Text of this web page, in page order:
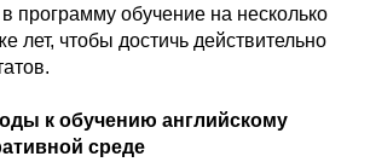
программу обучение на несколько
лет, чтобы достичь действительно
к обучению английскому
среде